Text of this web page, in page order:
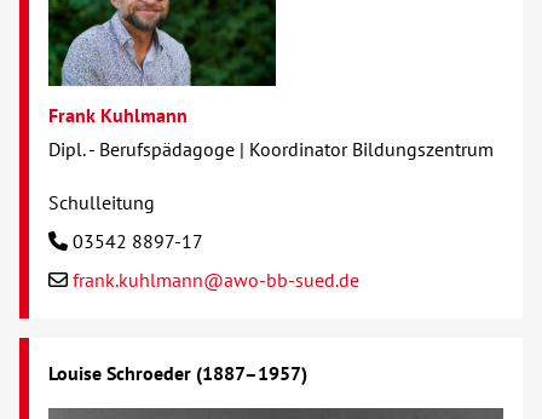
Glossar
Suche
Kontakt
Frank Kuhlmann
Dipl. - Berufspädagoge | Koordinator Bildungszentrum
Schulleitung
03542 8897-17
frank.kuhlmann@awo-bb-sued.de
Louise Schroeder (1887–1957)